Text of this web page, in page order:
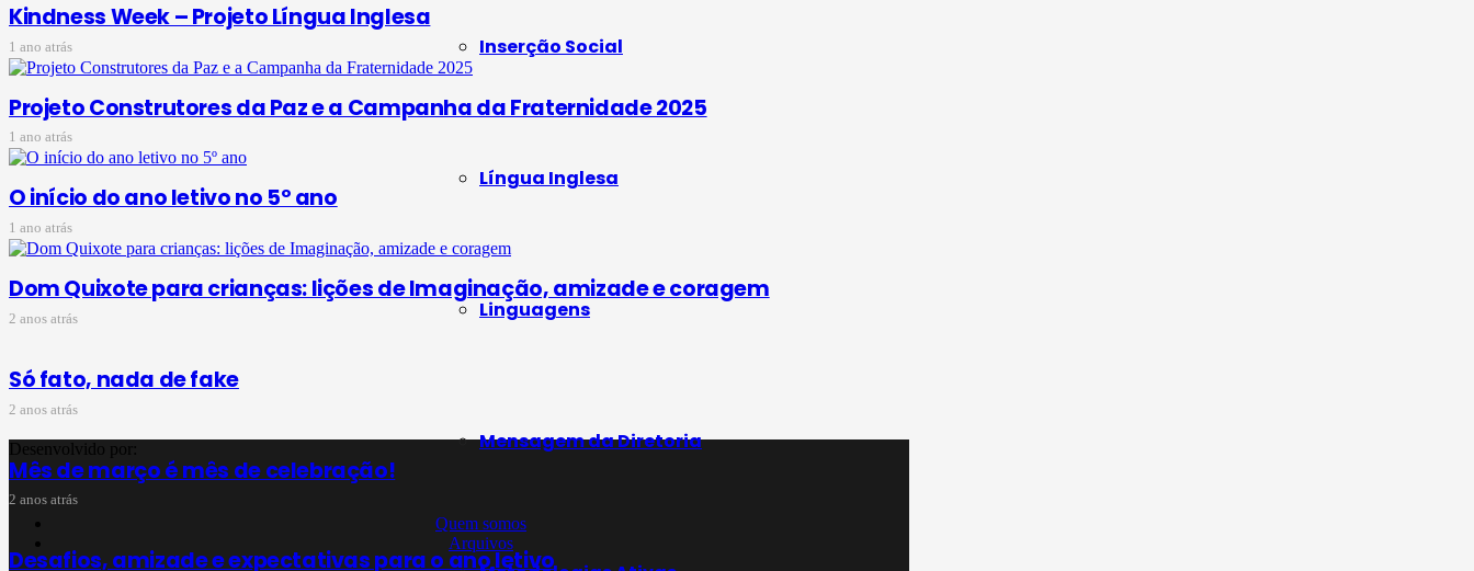
Inserção Social
Língua Inglesa
Linguagens
Mensagem da Diretoria
Kindness Week – Projeto Língua Inglesa
1 ano atrás
Projeto Construtores da Paz e a Campanha da Fraternidade 2025
1 ano atrás
O início do ano letivo no 5º ano
1 ano atrás
Dom Quixote para crianças: lições de Imaginação, amizade e coragem
2 anos atrás
Só fato, nada de fake
2 anos atrás
Mês de março é mês de celebração!
2 anos atrás
Desafios, amizade e expectativas para o ano letivo
Desenvolvido por:
Quem somos
Arquivos